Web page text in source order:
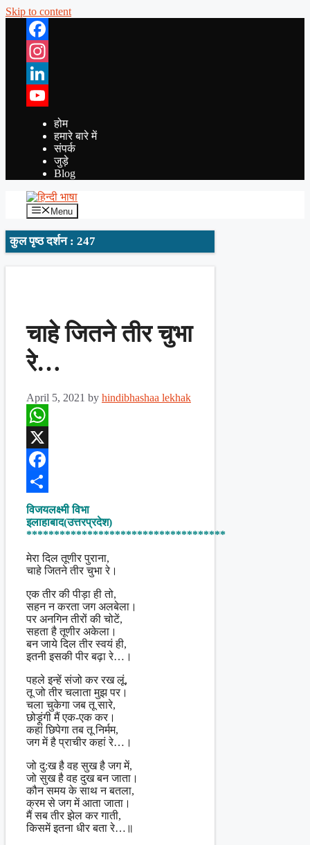
Skip to content
Facebook
Instagram
LinkedIn
YouTube
होम
हमारे बारे में
संपर्क
जुड़े
Blog
Menu
कुल पृष्ठ दर्शन : 247
चाहे जितने तीर चुभा
रे…
April 5, 2021 by hindibhashaa lekhak
WhatsApp
X
Facebook
Share
विजयलक्ष्मी विभा
इलाहाबाद(उत्तरप्रदेश)
************************************
मेरा दिल तूणीर पुराना,
चाहे जितने तीर चुभा रे।
एक तीर की पीड़ा ही तो,
सहन न करता जग अलबेला।
पर अनगिन तीरों की चोटें,
सहता है तूणीर अकेला।
बन जाये दिल तीर स्वयं ही,
इतनी इसकी पीर बढ़ा रे…।
पहले इन्हें संजो कर रख लूं,
तू जो तीर चलाता मुझ पर।
चला चुकेगा जब तू सारे,
छोड़ूंगी मैं एक-एक कर।
कहां छिपेगा तब तू निर्मम,
जग में है प्राचीर कहां रे…।
जो दु:ख है वह सुख है जग में,
जो सुख है वह दुख बन जाता।
कौन समय के साथ न बतला,
क्रम से जग में आता जाता।
मैं सब तीर झेल कर गाती,
किसमें इतना धीर बता रे…॥